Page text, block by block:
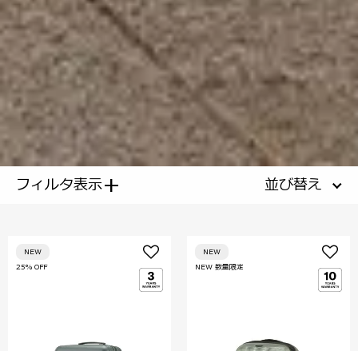
フィルタ表示+ 並び替え
25% OFF
NEW
NEW 数量限定
NEW